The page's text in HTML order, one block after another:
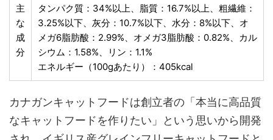
主
な
成
分
タンパク質：34%以上、脂質：16.7%以上、粗繊維：
3.25%以下、灰分：10.7%以下、水分：8%以下、オ
メガ6脂肪酸：2.99%、オメガ3脂肪酸：0.82%、カル
シウム：1.58%、リン：1.1%
エネルギー（100gあたり）：405kcal
カナガンキャットフードは創立者の「本当に高品質
なキャットフードを作りたい」という思いから開発